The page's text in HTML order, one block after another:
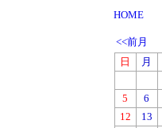
HOME
<<前月
日
月
5
6
12
13